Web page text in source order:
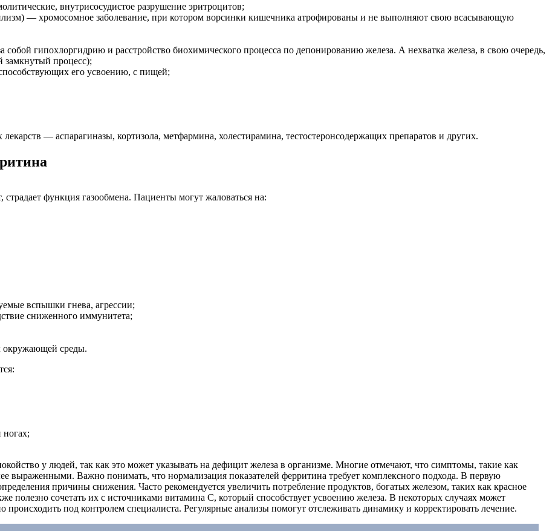
внутрисосудистое разрушение эритроцитов;
— хромосомное заболевание, при котором ворсинки кишечника атрофированы и не выполняют свою всасывающую
собой гипохлоргидрию и расстройство биохимического процесса по депонированию железа. А нехватка железа, в свою очередь,
процесс);
его усвоению, с пищей;
— аспарагиназы, кортизола, метфармина, холестирамина, тестостеронсодержащих препаратов и других.
страдает функция газообмена. Пациенты могут жаловаться на:
вспышки гнева, агрессии;
сниженного иммунитета;
окружающей среды.
у людей, так как это может указывать на дефицит железа в организме. Многие отмечают, что симптомы, такие как
выраженными. Важно понимать, что нормализация показателей ферритина требует комплексного подхода. В первую
причины снижения. Часто рекомендуется увеличить потребление продуктов, богатых железом, таких как красное
полезно сочетать их с источниками витамина C, который способствует усвоению железа. В некоторых случаях может
происходить под контролем специалиста. Регулярные анализы помогут отслеживать динамику и корректировать лечение.